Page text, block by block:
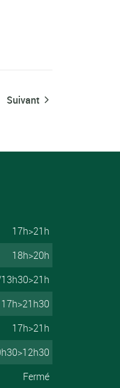
Suivant
17h>21h
18h>20h
17h>21h30
17h>21h
Fermé